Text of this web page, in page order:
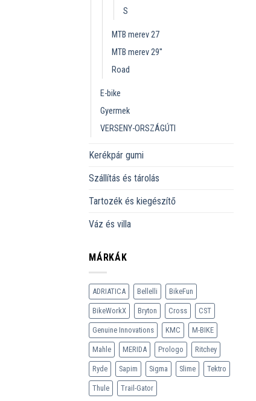
S
MTB merev 27
MTB merev 29''
Road
E-bike
Gyermek
VERSENY-ORSZÁGÚTI
Kerékpár gumi
Szállítás és tárolás
Tartozék és kiegészítő
Váz és villa
MÁRKÁK
ADRIATICA Bellelli BikeFun
BikeWorkX Bryton Cross CST
Genuine Innovations KMC M-BIKE
Mahle MERIDA Prologo Ritchey
Ryde Sapim Sigma Slime Tektro
Thule Trail-Gator